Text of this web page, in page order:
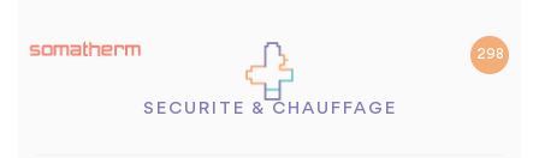
298
SECURITE & CHAUFFAGE